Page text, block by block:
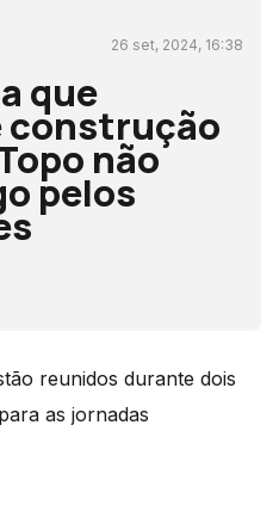
26 set, 2024, 16:38
que
construção
não
pelos
reunidos durante dois
as jornadas